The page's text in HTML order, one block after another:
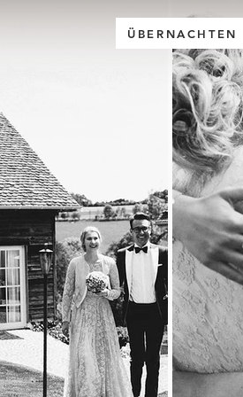
ÜBERNACHTEN